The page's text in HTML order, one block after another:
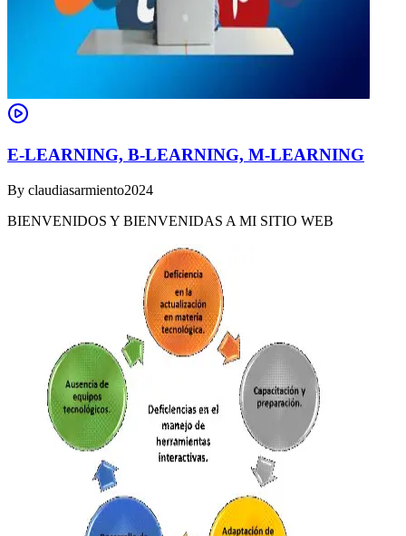
E-LEARNING, B-LEARNING, M-LEARNING
By claudiasarmiento2024
BIENVENIDOS Y BIENVENIDAS A MI SITIO WEB